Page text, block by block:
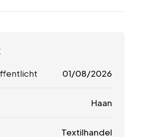
01/08/2026
Haan
Textilhandel